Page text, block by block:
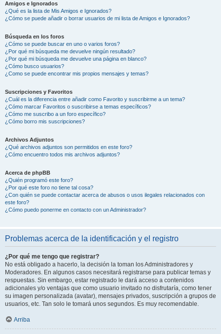
Amigos e Ignorados
¿Qué es la lista de Mis Amigos e Ignorados?
¿Cómo se puede añadir o borrar usuarios de mi lista de Amigos e Ignorados?
Búsqueda en los foros
¿Cómo se puede buscar en uno o varios foros?
¿Por qué mi búsqueda me devuelve ningún resultado?
¿Por qué mi búsqueda me devuelve una página en blanco?
¿Cómo busco usuarios?
¿Como se puede encontrar mis propios mensajes y temas?
Suscripciones y Favoritos
¿Cuál es la diferencia entre añadir como Favorito y suscribirme a un tema?
¿Cómo marcar Favoritos o suscribirse a temas específicos?
¿Cómo me suscribo a un foro específico?
¿Cómo borro mis suscripciones?
Archivos Adjuntos
¿Qué archivos adjuntos son permitidos en este foro?
¿Cómo encuentro todos mis archivos adjuntos?
Acerca de phpBB
¿Quién programó este foro?
¿Por qué este foro no tiene tal cosa?
¿Con quién se puede contactar acerca de abusos o usos ilegales relacionados con
este foro?
¿Cómo puedo ponerme en contacto con un Administrador?
Problemas acerca de la identificación y el registro
¿Por qué me tengo que registrar?
No está obligado a hacerlo, la decisión la toman los Administradores y
Moderadores. En algunos casos necesitará registrarse para publicar temas y
respuestas. Sin embargo, estar registrado le dará acceso a contenidos
adicionales y/o ventajas que como usuario invitado no disfrutaría, como tener
su imagen personalizada (avatar), mensajes privados, suscripción a grupos de
usuarios, etc. Tan solo le tomará unos segundos. Es muy recomendable.
Arriba